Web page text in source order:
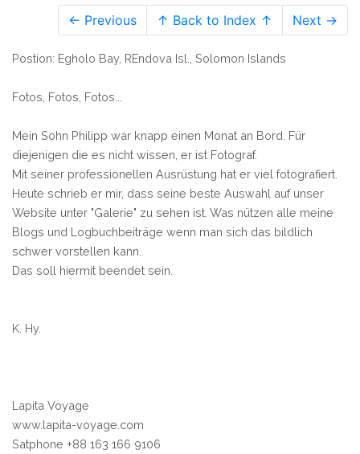
← Previous ↑ Back to Index ↑ Next →
Postion: Egholo Bay, REndova Isl., Solomon Islands
Fotos, Fotos, Fotos...
Mein Sohn Philipp war knapp einen Monat an Bord. Für
diejenigen die es nicht wissen, er ist Fotograf.
Mit seiner professionellen Ausrüstung hat er viel fotografiert.
Heute schrieb er mir, dass seine beste Auswahl auf unser
Website unter "Galerie" zu sehen ist. Was nützen alle meine
Blogs und Logbuchbeiträge wenn man sich das bildlich
schwer vorstellen kann.
Das soll hiermit beendet sein.
K. Hy.
Lapita Voyage
www.lapita-voyage.com
Satphone +88 163 166 9106